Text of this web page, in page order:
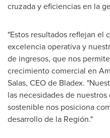
cruzada y eficiencias en la
"Estos resultados reflejan el
excelencia operativa y
de ingresos, que nos
crecimiento comercial en
Salas, CEO de Bladex.
las necesidades de
sostenible nos posiciona
desarrollo de la Región."